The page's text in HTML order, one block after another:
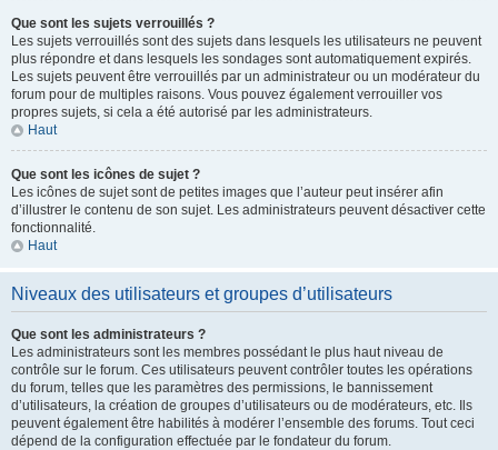
Que sont les sujets verrouillés ?
Les sujets verrouillés sont des sujets dans lesquels les utilisateurs ne peuvent
plus répondre et dans lesquels les sondages sont automatiquement expirés.
Les sujets peuvent être verrouillés par un administrateur ou un modérateur du
forum pour de multiples raisons. Vous pouvez également verrouiller vos
propres sujets, si cela a été autorisé par les administrateurs.
Haut
Que sont les icônes de sujet ?
Les icônes de sujet sont de petites images que l’auteur peut insérer afin
d’illustrer le contenu de son sujet. Les administrateurs peuvent désactiver cette
fonctionnalité.
Haut
Niveaux des utilisateurs et groupes d’utilisateurs
Que sont les administrateurs ?
Les administrateurs sont les membres possédant le plus haut niveau de
contrôle sur le forum. Ces utilisateurs peuvent contrôler toutes les opérations
du forum, telles que les paramètres des permissions, le bannissement
d’utilisateurs, la création de groupes d’utilisateurs ou de modérateurs, etc. Ils
peuvent également être habilités à modérer l’ensemble des forums. Tout ceci
dépend de la configuration effectuée par le fondateur du forum.